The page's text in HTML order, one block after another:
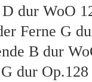
dur WoO
Ferne G
B dur
dur Op.128